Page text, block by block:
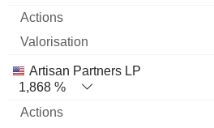
Artisan Partners LP
1,868 %